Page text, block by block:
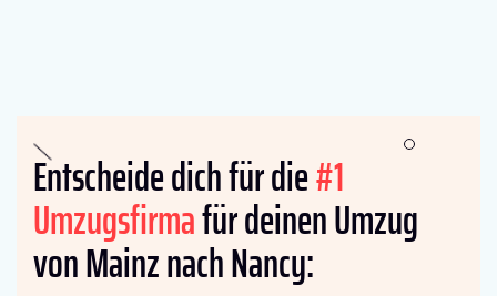
Entscheide dich für die#1
Umzugsfirmafür deinen Umzug
von Mainz nach Nancy: